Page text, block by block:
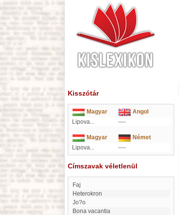
Kisszótár
Magyar
Angol
Lipova...
----
Magyar
Német
Lipova...
----
Címszavak véletlenül
Faj
heterokron
Jo?o
Bona vacantia